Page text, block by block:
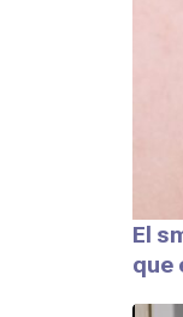
El
que